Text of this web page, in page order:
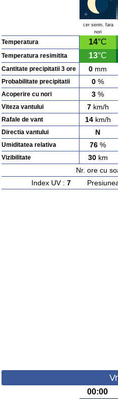
cer senin, fara
nori
Temperatura 14°C
Temperatura resimitita 13°C
Cantitate precipitatii 3 ore 0 mm
Probabilitate precipitatii 0 %
Acoperire cu nori 3 %
Viteza vantului 7km/h
Rafale de vant 14km/h
Directia vantului N
Umiditatea relativa 76 %
Vizibilitate 30km
Nr. ore cu
Index UV : 7Presiunea
00:00